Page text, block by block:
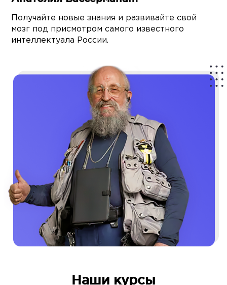
Получайте новые знания и развивайте свой
мозг под присмотром самого известного
интеллектуала России.
Наши курсы